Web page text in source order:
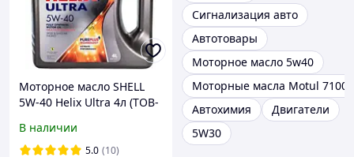
Моторное масло SHELL
5W-40 Helix Ultra 4л (ТОВ-
В наличии
5.0 (10)
Сигнализация авто
Автотовары
Моторное масло 5w40
Моторные масла Motul 7100
Автохимия
Двигатели
5W30